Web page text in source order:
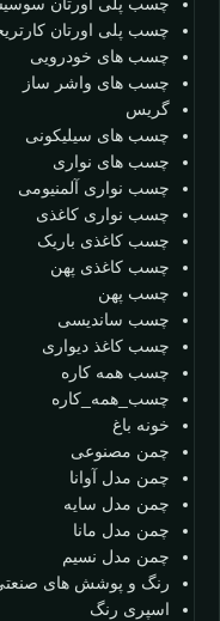
چسب پلی اورتان
چسب پلی اورتان
چسب های خودرویی
چسب های واشر ساز
گریس
چسب های سیلیکونی
چسب های نواری
چسب نواری آلمنیومی
چسب نواری کاغذی
چسب کاغذی باریک
چسب کاغذی پهن
چسب پهن
چسب ساندیسی
چسب کاغذ دیواری
چسب همه کاره
چسب_همه_کاره
خونه باغ
چمن مصنوعی
چمن مدل آوانا
چمن مدل سایه
چمن مدل مانا
چمن مدل نسیم
رنگ و پوشش های
اسپری رنگ